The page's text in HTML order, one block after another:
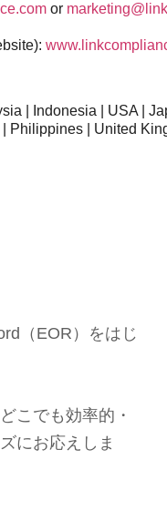
or
| Indonesia | USA |
Philippines | United
（EOR）をはじ
こでも効率的・
にお応えしま